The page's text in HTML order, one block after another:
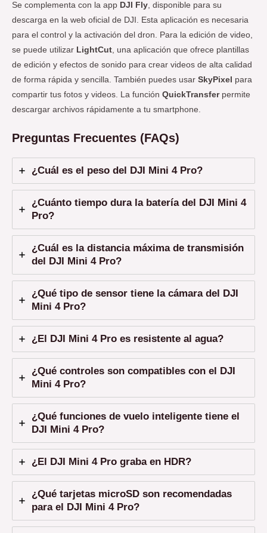
Se complementa con la app DJI Fly, disponible para su
descarga en la web oficial de DJI. Esta aplicación es necesaria
para el control y la activación del dron. Para la edición de video,
se puede utilizar LightCut, una aplicación que ofrece plantillas
de edición y efectos de sonido para crear videos de alta calidad
de forma rápida y sencilla. También puedes usar SkyPixel para
compartir tus fotos y videos. La función QuickTransferpermite
descargar archivos rápidamente a tu smartphone.
Preguntas Frecuentes (FAQs)
¿Cuál es el peso del DJI Mini 4 Pro?
¿Cuánto tiempo dura la batería del DJI Mini 4
Pro?
¿Cuál es la distancia máxima de transmisión
del DJI Mini 4 Pro?
¿Qué tipo de sensor tiene la cámara del DJI
Mini 4 Pro?
¿El DJI Mini 4 Pro es resistente al agua?
¿Qué controles son compatibles con el DJI
Mini 4 Pro?
¿Qué funciones de vuelo inteligente tiene el
DJI Mini 4 Pro?
¿El DJI Mini 4 Pro graba en HDR?
¿Qué tarjetas microSD son recomendadas
para el DJI Mini 4 Pro?